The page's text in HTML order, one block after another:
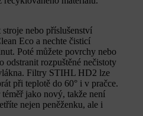
stroje nebo příslušenství
Eco a nechte čisticí
Poté můžete povrchy nebo
odstranit rozpuštěné nečistoty
Filtry STIHL HD2 lze
při teplotě do 60° i v pračce.
jako nový, takže není
nejen peněženku, ale i